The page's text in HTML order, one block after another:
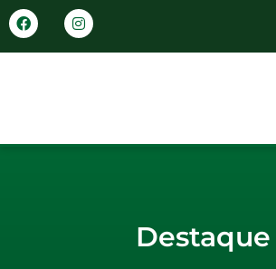
Destaque